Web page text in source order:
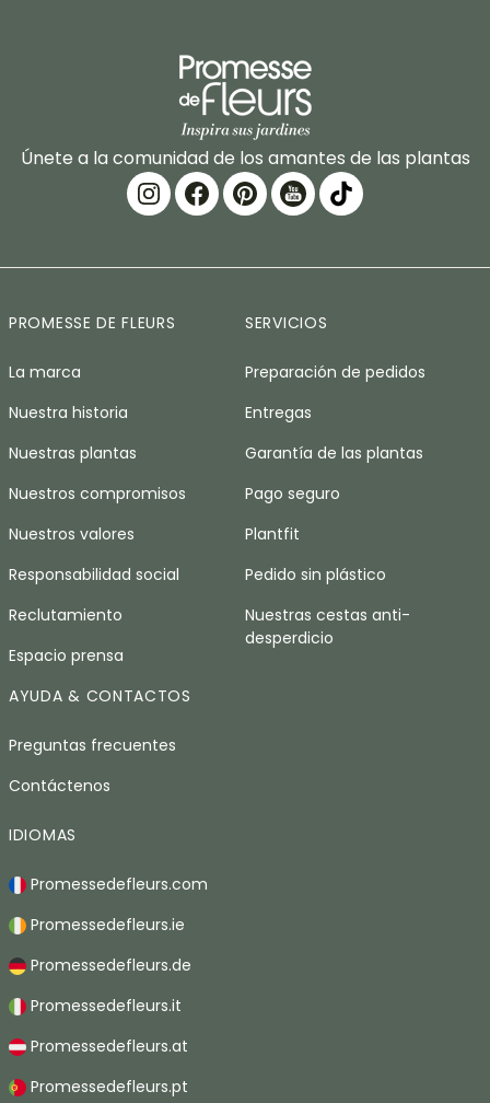
Únete a la comunidad de los amantes de las plantas
PROMESSE DE FLEURS
La marca
Nuestra historia
Nuestras plantas
Nuestros compromisos
Nuestros valores
Responsabilidad social
Reclutamiento
Espacio prensa
SERVICIOS
Preparación de pedidos
Entregas
Garantía de las plantas
Pago seguro
Plantfit
Pedido sin plástico
Nuestras cestas anti-
desperdicio
AYUDA & CONTACTOS
Preguntas frecuentes
Contáctenos
IDIOMAS
Promessedefleurs.com
Promessedefleurs.ie
Promessedefleurs.de
Promessedefleurs.it
Promessedefleurs.at
Promessedefleurs.pt